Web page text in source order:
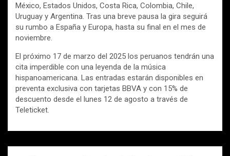
México, Estados Unidos, Costa Rica, Colombia, Chile,
Uruguay y Argentina. Tras una breve pausa la gira seguirá
su rumbo a España y Europa, hasta su final en el mes de
noviembre.
El próximo 17 de marzo del 2025 los peruanos tendrán una
cita imperdible con una leyenda de la música
hispanoamericana. Las entradas estarán disponibles en
preventa exclusiva con tarjetas BBVA y con 15% de
descuento desde el lunes 12 de agosto a través de
Teleticket.